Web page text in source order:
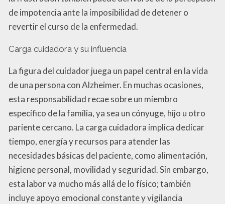
de impotencia ante la imposibilidad de detener o
revertir el curso de la enfermedad.
Carga cuidadora y su influencia
La figura del cuidador juega un papel central en la vida
de una persona con Alzheimer. En muchas ocasiones,
esta responsabilidad recae sobre un miembro
específico de la familia, ya sea un cónyuge, hijo u otro
pariente cercano. La carga cuidadora implica dedicar
tiempo, energía y recursos para atender las
necesidades básicas del paciente, como alimentación,
higiene personal, movilidad y seguridad. Sin embargo,
esta labor va mucho más allá de lo físico; también
incluye apoyo emocional constante y vigilancia